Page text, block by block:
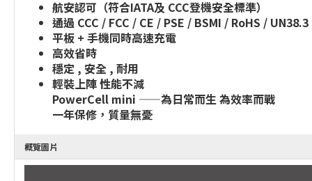
航安認可（符合IATA及 CCC登機安全標準）
通過 CCC / FCC / CE / PSE / BSMI / RoHS /
平板 + 手機同時高速充電
高效省時
穩定 , 安全 , 耐用
輕裝上陣 性能不減
PowerCell mini ——為日常而生 為效率而戰
一年保修，質量無憂
概覽圖片